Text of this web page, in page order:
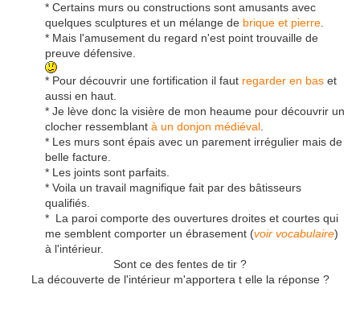
* Certains murs ou constructions sont amusants avec
quelques sculptures et un mélange de brique et pierre
* Mais l'amusement du regard n'est point trouvaille de
preuve défensive.
* Pour découvrir une fortification il faut regarder en bas et
aussi en haut.
* Je lève donc la visière de mon heaume pour découvrir un
clocher ressemblant à un donjon médiéval
* Les murs sont épais avec un parement irrégulier mais de
belle facture.
* Les joints sont parfaits.
* Voila un travail magnifique fait par des bâtisseurs
qualifiés.
* La paroi comporte des ouvertures droites et courtes qui
me semblent comporter un ébrasement (voir vocabulaire)
à l'intérieur.
Sont ce des fentes de tir ?
La découverte de l'intérieur m'apportera t elle la réponse ?